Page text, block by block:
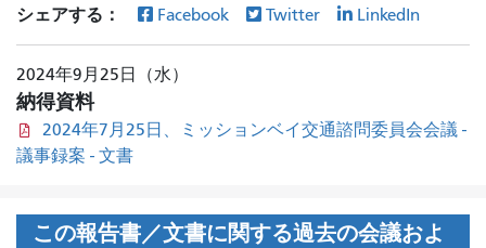
シェアする： Facebook Twitter LinkedIn
2024年9月25日（水）
納得資料
2024年7月25日、ミッションベイ交通諮問委員会会議 -
議事録案 - 文書
この報告書／文書に関する過去の会議およ